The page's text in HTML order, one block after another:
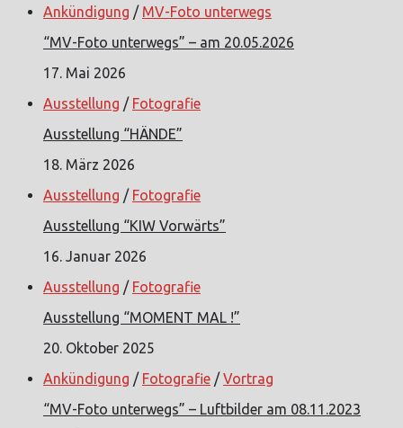
Ankündigung / MV-Foto unterwegs
“MV-Foto unterwegs” – am 20.05.2026
17. Mai 2026
Ausstellung / Fotografie
Ausstellung “HÄNDE”
18. März 2026
Ausstellung / Fotografie
Ausstellung “KIW Vorwärts”
16. Januar 2026
Ausstellung / Fotografie
Ausstellung “MOMENT MAL !”
20. Oktober 2025
Ankündigung / Fotografie /Vortrag
“MV-Foto unterwegs” – Luftbilder am 08.11.2023